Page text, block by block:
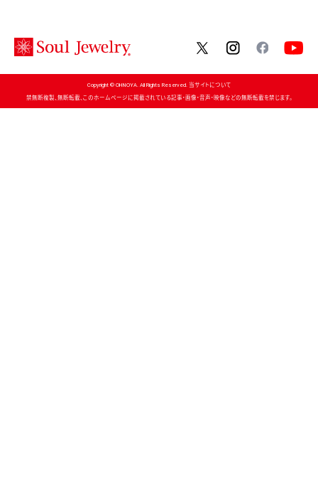
twitterinstagram
Copyright © OHNOYA. All Rights Reserved. 当サイトについて
禁無断複製、無断転載、このホームページに掲載されている記事・画像・音声・映像などの無断転載を禁じます。